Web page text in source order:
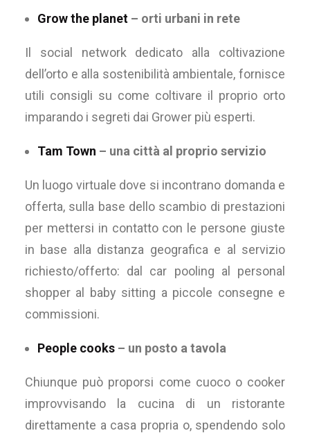
Grow the planet – orti urbani in rete
Il social network dedicato alla coltivazione
dell’orto e alla sostenibilità ambientale, fornisce
utili consigli su come coltivare il proprio orto
imparando i segreti dai Grower più esperti.
Tam Town – una città al proprio servizio
Un luogo virtuale dove si incontrano domanda e
offerta, sulla base dello scambio di prestazioni
per mettersi in contatto con le persone giuste
in base alla distanza geografica e al servizio
richiesto/offerto: dal car pooling al personal
shopper al baby sitting a piccole consegne e
commissioni.
People cooks – un posto a tavola
Chiunque può proporsi come cuoco o cooker
improvvisando la cucina di un ristorante
direttamente a casa propria o, spendendo solo